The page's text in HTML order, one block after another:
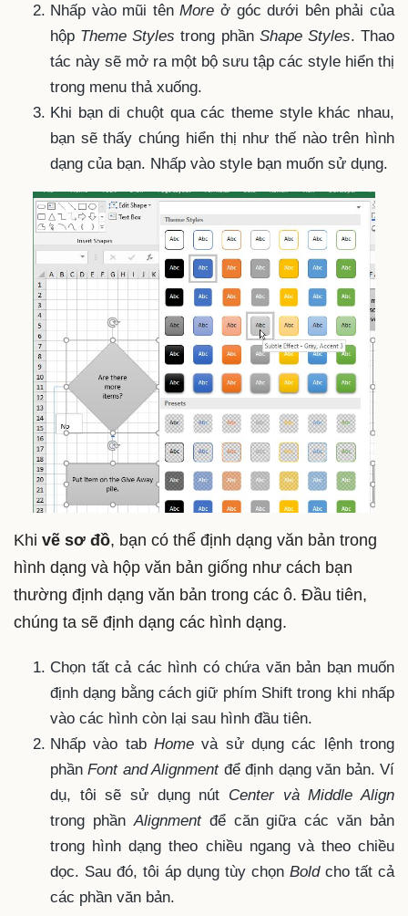
Nhấp vào mũi tênMoreở góc dưới bên phải của
hộp Theme Styles trong phần Shape Styles. Thao
tác này sẽ mở ra một bộ sưu tập các style hiển thị
trong menu thả xuống.
Khi bạn di chuột qua các theme style khác nhau,
bạn sẽ thấy chúng hiển thị như thế nào trên hình
dạng của bạn. Nhấp vào style bạn muốn sử dụng.
Khi vẽ sơ đồ, bạn có thể định dạng văn bản trong
hình dạng và hộp văn bản giống như cách bạn
thường định dạng văn bản trong các ô. Đầu tiên,
chúng ta sẽ định dạng các hình dạng.
Chọn tất cả các hình có chứa văn bản bạn muốn
định dạng bằng cách giữ phím Shift trong khi nhấp
vào các hình còn lại sau hình đầu tiên.
Nhấp vào tab Homevà sử dụng các lệnh trong
phầnFont and Alignment để định dạng văn bản. Ví
dụ, tôi sẽ sử dụng nút Center và Middle Align
trong phầnAlignmentđể căn giữa các văn bản
trong hình dạng theo chiều ngang và theo chiều
dọc. Sau đó, tôi áp dụng tùy chọn Bold cho tất cả
các phần văn bản.